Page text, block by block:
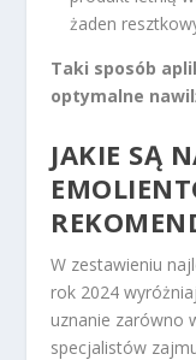
żaden
Taki sposób
optymalne
JAKIE SĄ
W zestawieniu
rok 2024
uznanie zarówno
specjalistów